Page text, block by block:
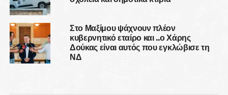
Στο Μαξίμου ψάχνουν πλέον
κυβερνητικό εταίρο και ..ο Χάρης
Δούκας είναι αυτός που εγκλώβισε τη
ΝΔ